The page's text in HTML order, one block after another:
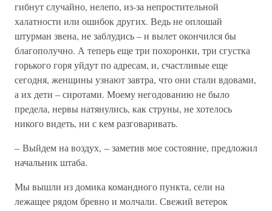
гибнут случайно, нелепо, из-за непростительной
халатности или ошибок других. Ведь не оплошай
штурман звена, не заблудись – и вылет окончился бы
благополучно. А теперь еще три похоронки, три сгустка
горького горя уйдут по адресам, и, счастливые еще
сегодня, женщины узнают завтра, что они стали вдовами,
а их дети – сиротами. Моему негодованию не было
предела, нервы натянулись, как струны, не хотелось
никого видеть, ни с кем разговаривать.
– Выйдем на воздух, – заметив мое состояние, предложил
начальник штаба.
Мы вышли из домика командного пункта, сели на
лежащее рядом бревно и молчали. Свежий ветерок